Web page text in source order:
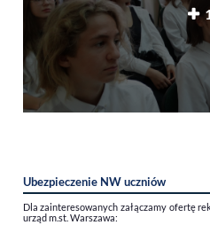
1
Ubezpieczenie NW uczniów
Dla zainteresowanych załączamy ofertę
urząd m.st. Warszawa: